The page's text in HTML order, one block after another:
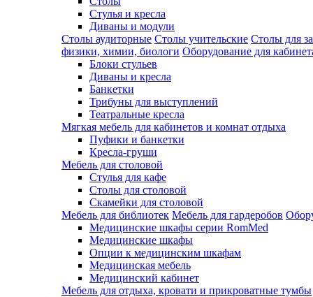
Стулья и кресла
Диваны и модули
Столы аудиторные Столы учительские Столы для
физики, химии, биологи Оборудование для
Блоки стульев
Диваны и кресла
Банкетки
Трибуны для выступлений
Театральные кресла
Мягкая мебель для кабинетов и комнат отдыха
Пуфики и банкетки
Кресла-груши
Мебель для столовой
Cтулья для кафе
Cтолы для столовой
Скамейки для столовой
Мебель для библиотек Мебель для гардеробов
Медицинские шкафы серии RomMed
Медицинские шкафы
Опции к медицинским шкафам
Медицинская мебель
Медицинский кабинет
Мебель для отдыха, кровати и прикроватные тумбы